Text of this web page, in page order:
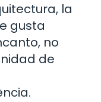
la
gusta
no
de